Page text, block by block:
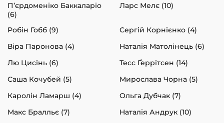
П’єрдоменіко Баккаларіо
(6)
Ларс Мелє (10)
Робін Гобб (9)
Сергій Корнієнко (4)
Віра Паронова (4)
Наталія Матолінець (6)
Лю Цисінь (6)
Тесс Ґеррітсен (14)
Саша Кочубей (5)
Мирослава Чорна (5)
Каролін Ламарш (4)
Ольга Дубчак (7)
Макс Бралльє (7)
Наталія Андрук (10)